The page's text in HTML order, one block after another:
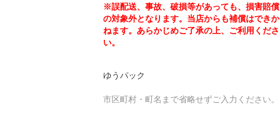
※誤配送、事故、破損等があっても、損害賠償
の対象外となります。当店からも補償はできか
ねます。あらかじめご了承の上、ご利用くださ
い。
ゆうパック
市区町村・町名まで省略せずご入力ください。